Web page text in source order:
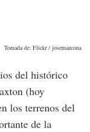
Tomada de: Flickr / josemazcona
del histórico
(hoy
los terrenos del
de la